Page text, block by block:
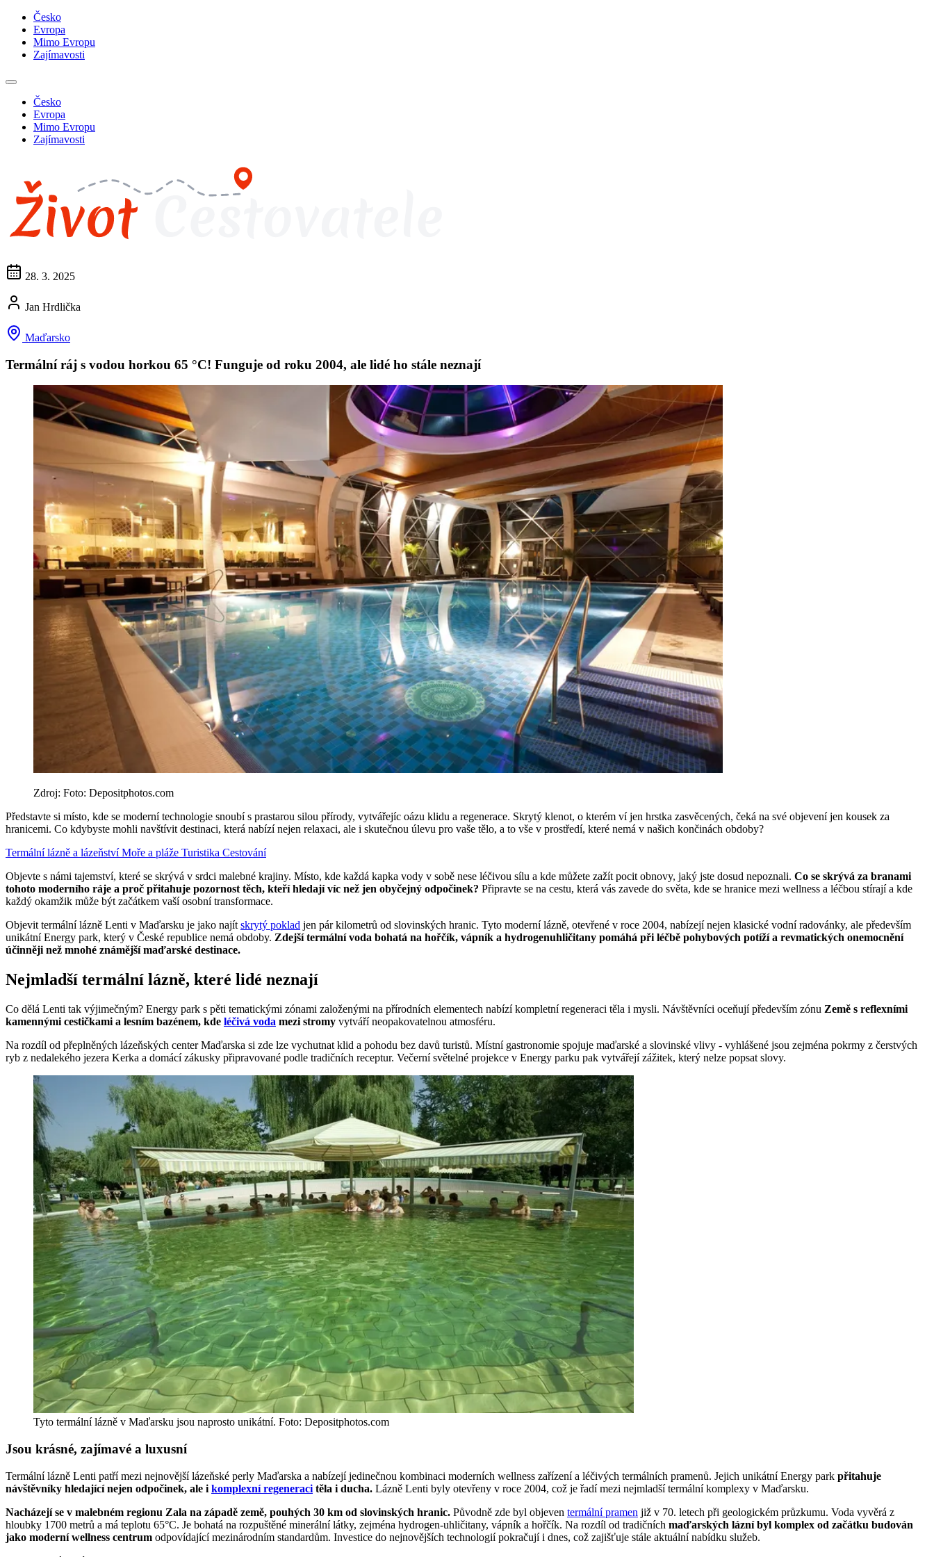
Česko
Evropa
Mimo Evropu
Zajímavosti
Česko
Evropa
Mimo Evropu
Zajímavosti
28. 3. 2025
Jan Hrdlička
Maďarsko
Termální ráj s vodou horkou 65 °C! Funguje od roku 2004, ale lidé ho stále neznají
Zdroj: Foto: Depositphotos.com
Představte si místo, kde se moderní technologie snoubí s prastarou silou přírody, vytvářejíc oázu klidu a regenerace. Skrytý klenot, o kterém ví jen hrstka zasvěcených, čeká na své objevení jen kousek za
hranicemi. Co kdybyste mohli navštívit destinaci, která nabízí nejen relaxaci, ale i skutečnou úlevu pro vaše tělo, a to vše v prostředí, které nemá v našich končinách obdoby?
Termální lázně a lázeňstvíMoře a pláže Turistika Cestování
Objevte s námi tajemství, které se skrývá v srdci malebné krajiny. Místo, kde každá kapka vody v sobě nese léčivou sílu a kde můžete zažít pocit obnovy, jaký jste dosud nepoznali. Co se skrývá za branami
tohoto moderního ráje a proč přitahuje pozornost těch, kteří hledají víc než jen obyčejný odpočinek? Připravte se na cestu, která vás zavede do světa, kde se hranice mezi wellness a léčbou stírají a kde
každý okamžik může být začátkem vaší osobní transformace.
Objevit termální lázně Lenti v Maďarsku je jako najítskrytý poklad jen pár kilometrů od slovinských hranic. Tyto moderní lázně, otevřené v roce 2004, nabízejí nejen klasické vodní radovánky, ale především
unikátní Energy park, který v České republice nemá obdoby. Zdejší termální voda bohatá na hořčík, vápník a hydrogenuhličitany pomáhá při léčbě pohybových potíží a revmatických onemocnění
účinněji než mnohé známější maďarské destinace.
Nejmladší termální lázně, které lidé neznají
Co dělá Lenti tak výjimečným? Energy park s pěti tematickými zónami založenými na přírodních elementech nabízí kompletní regeneraci těla i mysli. Návštěvníci oceňují především zónu Země s reflexními
kamennými cestičkami a lesním bazénem, kde léčivá voda mezi stromy vytváří neopakovatelnou atmosféru.
Na rozdíl od přeplněných lázeňských center Maďarska si zde lze vychutnat klid a pohodu bez davů turistů. Místní gastronomie spojuje maďarské a slovinské vlivy - vyhlášené jsou zejména pokrmy z čerstvých
ryb z nedalekého jezera Kerka a domácí zákusky připravované podle tradičních receptur. Večerní světelné projekce v Energy parku pak vytvářejí zážitek, který nelze popsat slovy.
Tyto termální lázně v Maďarsku jsou naprosto unikátní. Foto: Depositphotos.com
Jsou krásné, zajímavé a luxusní
Termální lázně Lenti patří mezi nejnovější lázeňské perly Maďarska a nabízejí jedinečnou kombinaci moderních wellness zařízení a léčivých termálních pramenů. Jejich unikátní Energy park přitahuje
návštěvníky hledající nejen odpočinek, ale i komplexní regeneraci těla i ducha. Lázně Lenti byly otevřeny v roce 2004, což je řadí mezi nejmladší termální komplexy v Maďarsku.
Nacházejí se v malebném regionu Zala na západě země, pouhých 30 km od slovinských hranic. Původně zde byl objeven termální pramen již v 70. letech při geologickém průzkumu. Voda vyvěrá z
hloubky 1700 metrů a má teplotu 65°C. Je bohatá na rozpuštěné minerální látky, zejména hydrogen-uhličitany, vápník a hořčík. Na rozdíl od tradičních maďarských lázní byl komplex od začátku budován
jako moderní wellness centrum odpovídající mezinárodním standardům. Investice do nejnovějších technologií pokračují i dnes, což zajišťuje stále aktuální nabídku služeb.